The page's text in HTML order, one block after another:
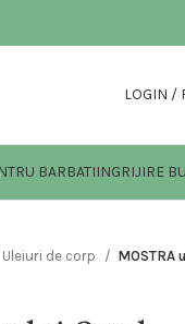
LOGIN /
BARBATIINGRIJIRE
Uleiuri de corp MOSTRA